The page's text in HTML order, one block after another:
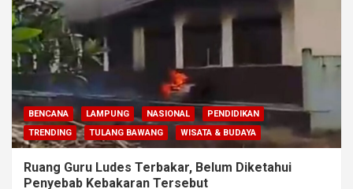
BENCANA LAMPUNG NASIONAL
PENDIDIKAN
TRENDING
TULANG BAWANG WISATA & BUDAYA
Ruang Guru Ludes Terbakar, Belum Diketahui
Penyebab Kebakaran Tersebut